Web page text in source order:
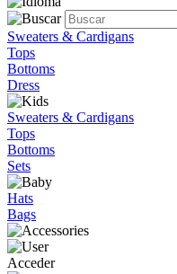
Sweaters & Cardigans
Tops
Bottoms
Dress
Sweaters & Cardigans
Tops
Bottoms
Sets
Hats
Bags
Acceder